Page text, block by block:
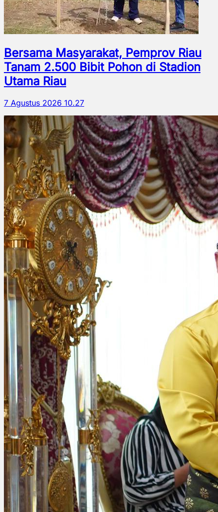
Bersama Masyarakat, Pemprov Riau
Tanam 2.500 Bibit Pohon di Stadion
Utama Riau
7 Agustus 2026 10.27